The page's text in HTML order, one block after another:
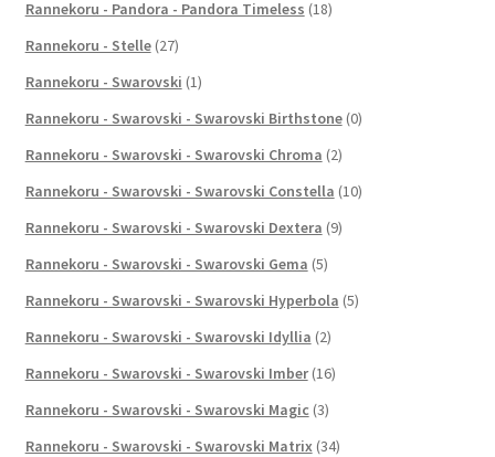
Rannekoru - Pandora - Pandora Timeless (18)
Rannekoru - Stelle (27)
Rannekoru - Swarovski (1)
Rannekoru - Swarovski - Swarovski Birthstone (0)
Rannekoru - Swarovski - Swarovski Chroma (2)
Rannekoru - Swarovski - Swarovski Constella (10)
Rannekoru - Swarovski - Swarovski Dextera (9)
Rannekoru - Swarovski - Swarovski Gema (5)
Rannekoru - Swarovski - Swarovski Hyperbola (5)
Rannekoru - Swarovski - Swarovski Idyllia (2)
Rannekoru - Swarovski - Swarovski Imber (16)
Rannekoru - Swarovski - Swarovski Magic (3)
Rannekoru - Swarovski - Swarovski Matrix (34)